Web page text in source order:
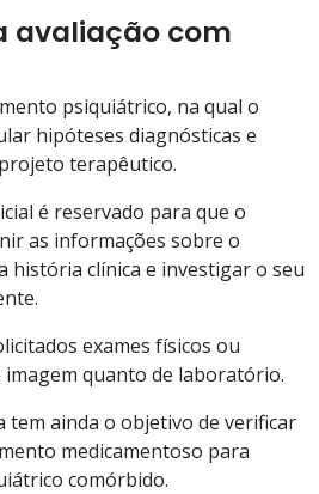
avaliação com
psiquiátrico, na qual o
hipóteses diagnósticas e
terapêutico.
é reservado para que o
as informações sobre o
história clínica e investigar o seu
exames físicos ou
quanto de laboratório.
tem ainda o objetivo de verificar
medicamentoso para
comórbido.